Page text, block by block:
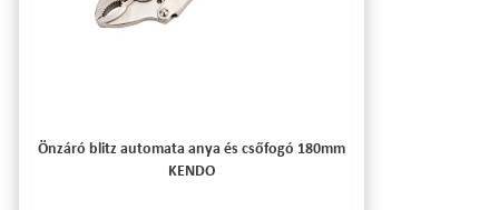
Önzáró blitz automata anya és csőfogó 180mm
KENDO